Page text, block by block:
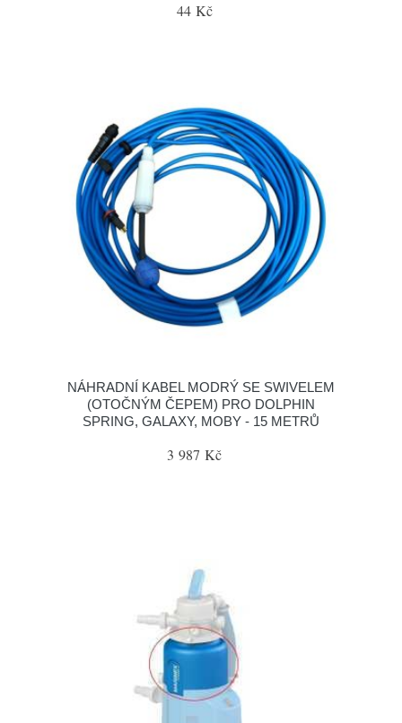
44 Kč
NÁHRADNÍ KABEL MODRÝ SE SWIVELEM
(OTOČNÝM ČEPEM) PRO DOLPHIN
SPRING, GALAXY, MOBY - 15 METRŮ
3 987 Kč